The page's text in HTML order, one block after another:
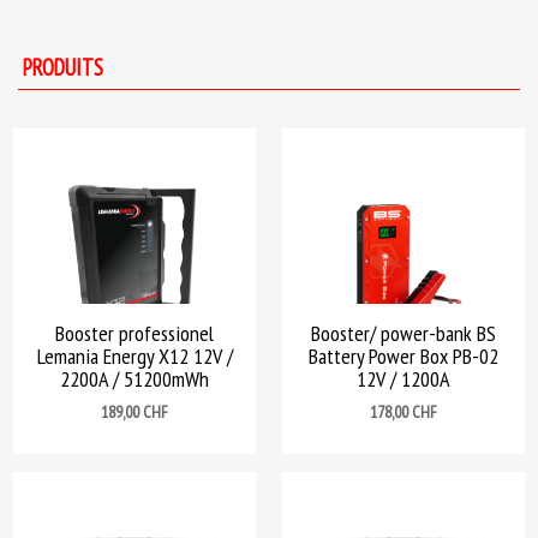
PRODUITS
Booster professionel
Lemania Energy X12 12V /
2200A / 51200mWh
Prix
189,00 CHF
Booster/ power-bank BS
Battery Power Box PB-02
12V / 1200A
Prix
178,00 CHF